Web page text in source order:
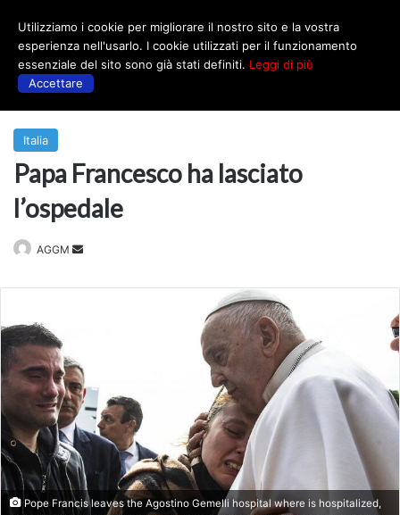
Italia
Papa Francesco ha lasciato
l’ospedale
AGGM
Invia
Pope Francis leaves the Agostino Gemelli hospital where is hospitalized,
Utilizziamo i cookie per migliorare il nostro sito e la vostra
esperienza nell'usarlo. I cookie utilizzati per il funzionamento
essenziale del sito sono già stati definiti. Leggi di più
Accettare